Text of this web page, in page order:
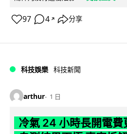
97 4 ↗ 分享
科技娛樂 科技新聞
arthur 1 日
冷氣 24 小時長開電費